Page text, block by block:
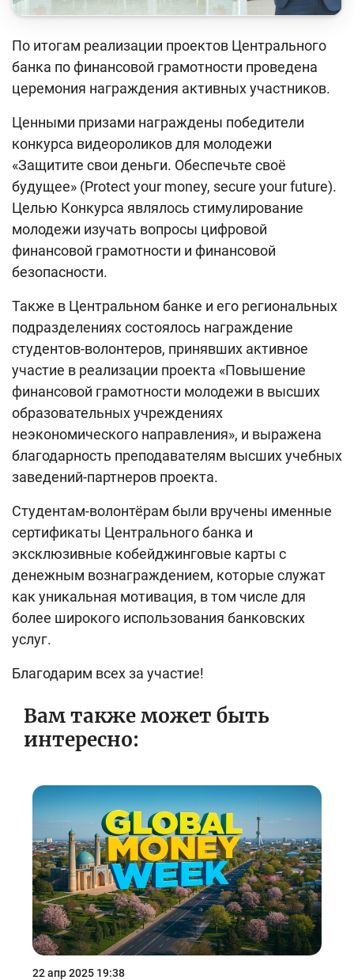
Фотогалерея
О проекте
Поиск по сайту
По итогам реализации проектов Центрального
банка по финансовой грамотности проведена
церемония награждения активных участников.
Ценными призами награждены победители
конкурса видеороликов для молодежи
«Защитите свои деньги. Обеспечьте своё
будущее» (Protect your money, secure your future).
Целью Конкурса являлось стимулирование
молодежи изучать вопросы цифровой
финансовой грамотности и финансовой
безопасности.
Также в Центральном банке и его региональных
подразделениях состоялось награждение
студентов-волонтеров, принявших активное
участие в реализации проекта «Повышение
финансовой грамотности молодежи в высших
образовательных учреждениях
неэкономического направления», и выражена
благодарность преподавателям высших учебных
заведений-партнеров проекта.
Студентам-волонтёрам были вручены именные
сертификаты Центрального банка и
эксклюзивные кобейджинговые карты с
денежным вознаграждением, которые служат
как уникальная мотивация, в том числе для
более широкого использования банковских
услуг.
Благодарим всех за участие!
Вам также может быть
интересно:
22 апр 2025 19:38